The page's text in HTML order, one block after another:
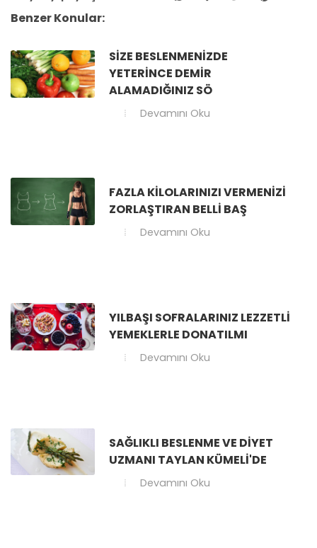
Benzer Konular:
SIZE BESLENMENIZDE
YETERINCE DEMIR
ALAMADIĞINIZ SÖ
Devamını Oku
FAZLA KILOLARINIZI VERMENIZI
ZORLAŞTIRAN BELLI BAŞ
Devamını Oku
YILBAŞI SOFRALARINIZ LEZZETLI
YEMEKLERLE DONATILMI
Devamını Oku
SAĞLIKLI BESLENME VE DIYET
UZMANI TAYLAN KÜMELI'DE
Devamını Oku